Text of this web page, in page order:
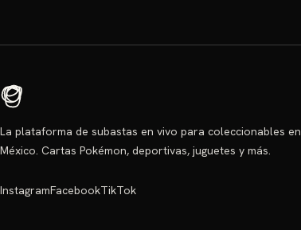
La plataforma de subastas en vivo para coleccionables en
México. Cartas Pokémon, deportivas, juguetes y más.
InstagramFacebookTikTok